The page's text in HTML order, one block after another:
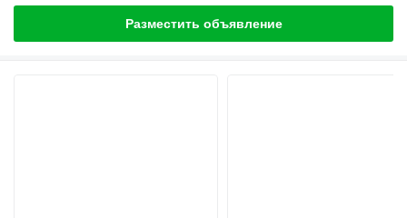
Разместить объявление